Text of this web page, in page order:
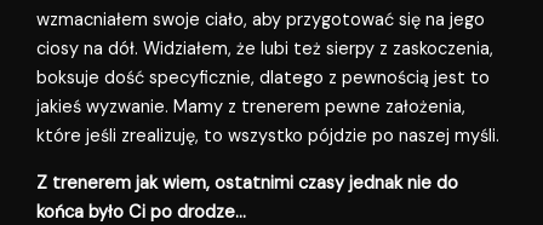
wzmacniałem swoje ciało, aby przygotować się na jego
ciosy na dół. Widziałem, że lubi też sierpy z zaskoczenia,
boksuje dość specyficznie, dlatego z pewnością jest to
jakieś wyzwanie. Mamy z trenerem pewne założenia,
które jeśli zrealizuję, to wszystko pójdzie po naszej myśli.
Z trenerem jak wiem, ostatnimi czasy jednak nie do
końca było Ci po drodze…